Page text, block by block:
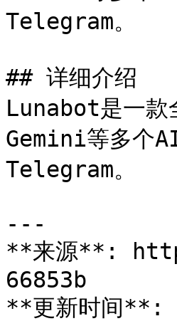
Telegram。
## 详细介绍
Lunabot是一款
Gemini等多个
Telegram。
---
**来源**:
66853b
**更新时间